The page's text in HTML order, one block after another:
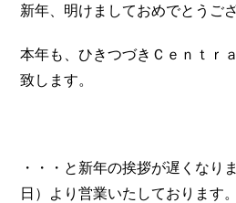
新年、明けましておめでとうご
本年も、ひきつづきＣｅｎｔｒ
致します。
・・・と新年の挨拶が遅くなり
日）より営業いたしております。